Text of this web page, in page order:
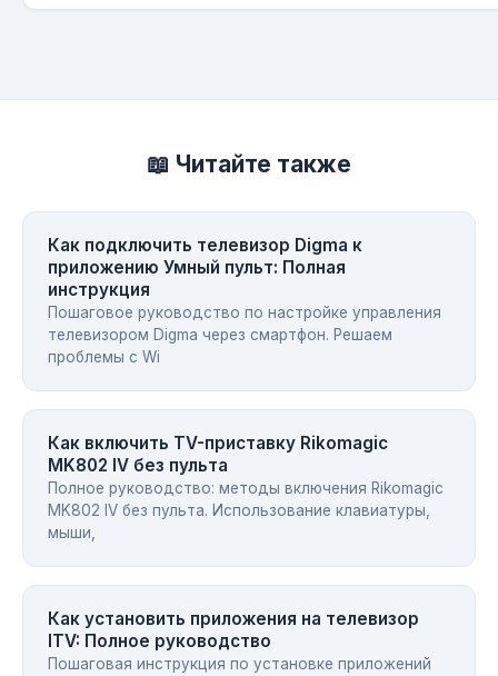
📖 Читайте также
Как подключить телевизор Digma к
приложению Умный пульт: Полная
инструкция
Пошаговое руководство по настройке управления
телевизором Digma через смартфон. Решаем
проблемы с Wi
Как включить TV-приставку Rikomagic
MK802 IV без пульта
Полное руководство: методы включения Rikomagic
MK802 IV без пульта. Использование клавиатуры,
мыши,
Как установить приложения на телевизор
ITV: Полное руководство
Пошаговая инструкция по установке приложений